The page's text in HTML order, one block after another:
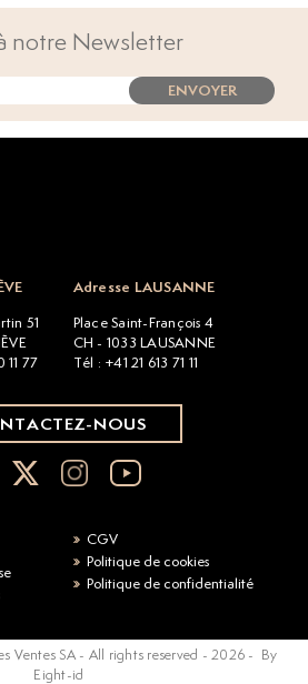
notre Newsletter
ENVOYER
51
11 77
Adresse LAUSANNE
Place Saint-François 4
CH - 1033 LAUSANNE
Tél : +41 21 613 71 11
NOUS
CGV
Politique de cookies
Politique de confidentialité
Ventes SA - All rights reserved - 2026 - By
Eight-id